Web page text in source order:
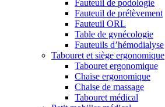
Fauteuil de podologie
Fauteuil de prélèvement
Fauteuil ORL
Table de gynécologie
Fauteuils d’hémodialyse
Tabouret et siège ergonomique
Tabouret ergonomique
Chaise ergonomique
Chaise de massage
Tabouret médical